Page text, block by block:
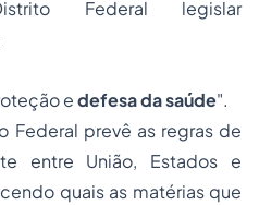
Federal legislar
edefesa da saúde".
Federal prevê as regras de
entre União, Estados e
quais as matérias que